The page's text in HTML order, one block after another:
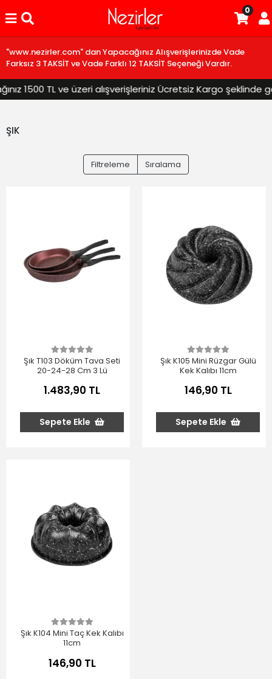
"www.nezirler.com" dan Yapacağınız Alışverişlerinizde Vade
Farksız 3 TAKSİT ve Vade Farklı 12 TAKSİT Seçeneği Vardır.
1500 TL ve üzeri alışverişleriniz Ücretsiz Kargo şeklinde
0
ŞIK
Filtreleme Sıralama
Şık T103 Döküm Tava Seti
20-24-28 Cm 3 Lü
1.483,90 TL
Sepete Ekle
Şık K105 Mini Rüzgar Gülü
Kek Kalıbı 11cm
146,90 TL
Sepete Ekle
Şık K104 Mini Taç Kek Kalıbı
11cm
146,90 TL